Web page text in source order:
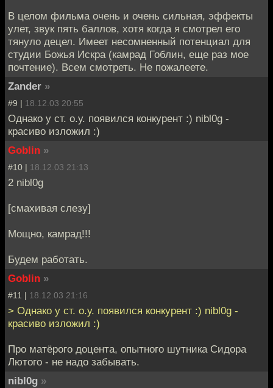
В целом фильма очень и очень сильная, эффекты
улет, звук пять баллов, хотя когда я смотрел его
тянуло децел. Имеет несомненный потенциал для
студии Божья Искра (камрад Гоблин, еще раз мое
почтение). Всем смотреть. Не пожалеете.
Zander »
#9 | 18.12.03 20:55
Однако у ст. о.у. появился конкурент :) nibl0g -
красиво изложил :)
Goblin »
#10 | 18.12.03 21:13
2 nibl0g
[смахивая слезу]
Мощно, камрад!!!
Будем работать.
Goblin »
#11 | 18.12.03 21:16
> Однако у ст. о.у. появился конкурент :) nibl0g -
красиво изложил :)
Про матёрого доцента, опытного шутника Сидора
Лютого - не надо забывать.
nibl0g »